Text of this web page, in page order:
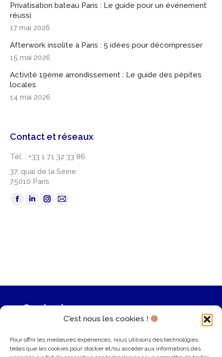
C'est nous les cookies !
Pour offrir les meilleures expériences, nous utilisons des technologies
telles que les cookies pour stocker et/ou accéder aux informations des
Privatisation bateau Paris : Le guide pour un événement
réussi
17 mai 2026
Afterwork insolite à Paris : 5 idées pour décompresser
15 mai 2026
Activité 19ème arrondissement : Le guide des pépites
locales
14 mai 2026
Contact et réseaux
Tél. : +33 1 71 32 33 86
37, quai de la Seine
75010 Paris
Trouvez nous sur :
La
La
La
fenêtre
Contact
75019 Paris
+33 1 71 32 33 86